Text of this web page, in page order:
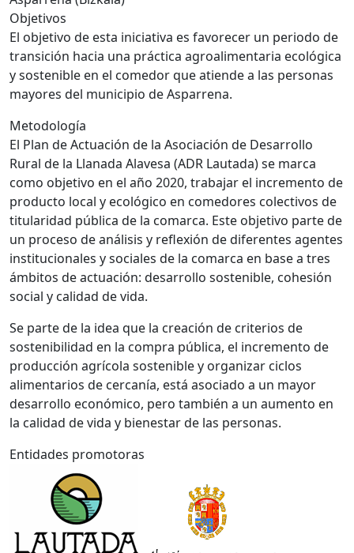
Objetivos
El objetivo de esta iniciativa es favorecer un periodo de
transición hacia una práctica agroalimentaria ecológica
y sostenible en el comedor que atiende a las personas
mayores del municipio de Asparrena.
Metodología
El Plan de Actuación de la Asociación de Desarrollo
Rural de la Llanada Alavesa (ADR Lautada) se marca
como objetivo en el año 2020, trabajar el incremento de
producto local y ecológico en comedores colectivos de
titularidad pública de la comarca. Este objetivo parte de
un proceso de análisis y reflexión de diferentes agentes
institucionales y sociales de la comarca en base a tres
ámbitos de actuación: desarrollo sostenible, cohesión
social y calidad de vida.
Se parte de la idea que la creación de criterios de
sostenibilidad en la compra pública, el incremento de
producción agrícola sostenible y organizar ciclos
alimentarios de cercanía, está asociado a un mayor
desarrollo económico, pero también a un aumento en
la calidad de vida y bienestar de las personas.
Entidades promotoras